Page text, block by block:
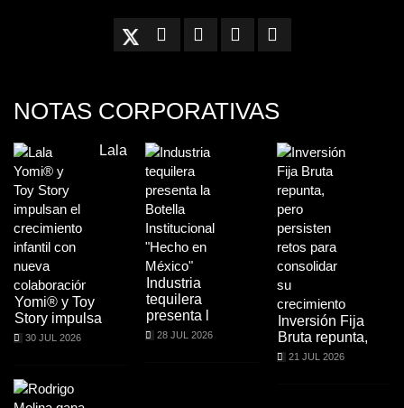
NOTAS CORPORATIVAS
Lala
Yomi® y Toy
Story impulsa
30 JUL 2026
Industria
tequilera
presenta l
28 JUL 2026
Inversión Fija
Bruta repunta,
21 JUL 2026